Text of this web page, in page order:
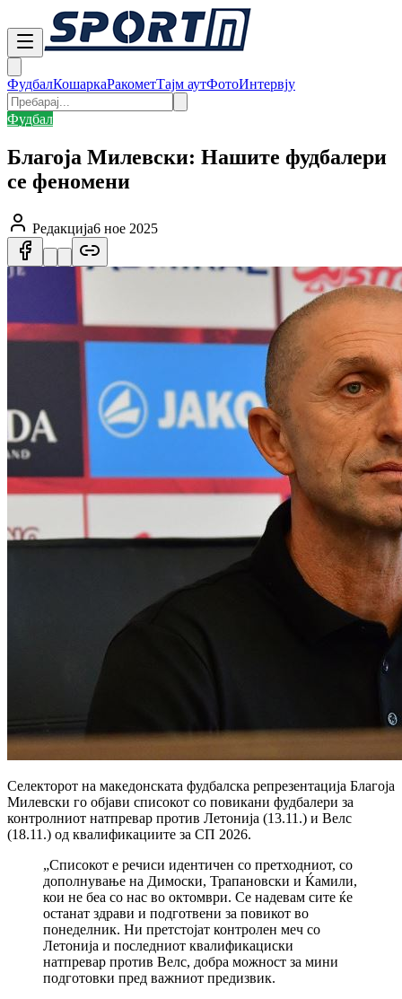
ФудбалКошаркаРакометТајм аутФотоИнтервју
Фудбал
Благоја Милевски: Нашите фудбалери
се феномени
Редакција6 ное 2025
Селекторот на македонската фудбалска репрезентација Благоја
Милевски го објави списокот со повикани фудбалери за
контролниот натпревар против Летонија (13.11.) и Велс
(18.11.) од квалификациите за СП 2026.
„Списокот е речиси идентичен со претходниот, со
дополнување на Димоски, Трапановски и Ќамили,
кои не беа со нас во октомври. Се надевам сите ќе
останат здрави и подготвени за повикот во
понеделник. Ни претстојат контролен меч со
Летонија и последниот квалификациски
натпревар против Велс, добра можност за мини
подготовки пред важниот предизвик.